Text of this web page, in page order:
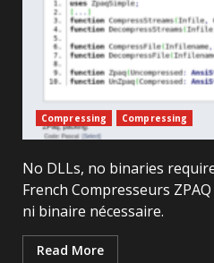
Compressing Compressing
No DLLs, no binaries
French Compresseurs
ni binaire nécessaire.
Read More